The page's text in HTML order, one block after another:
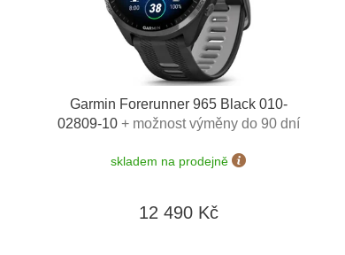
Garmin Forerunner 965 Black 010-
02809-10 + možnost výměny do 90 dní
skladem na prodejně
12 490 Kč